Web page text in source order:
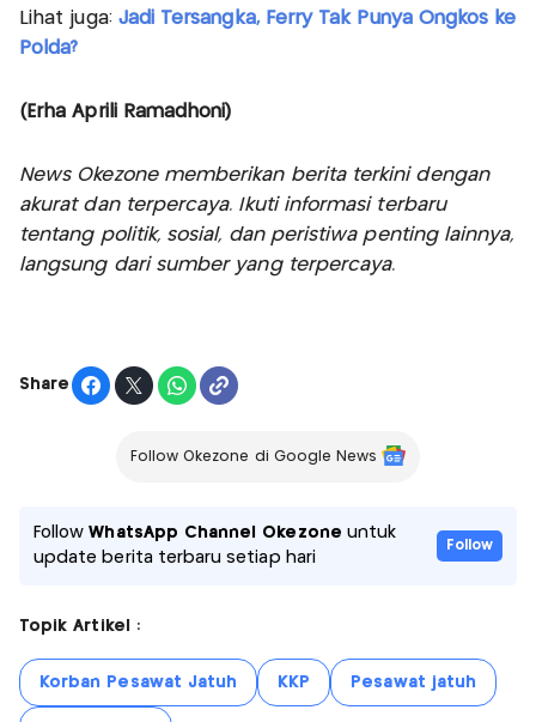
Lihat juga: Jadi Tersangka, Ferry Tak Punya Ongkos ke
Polda?
(Erha Aprili Ramadhoni)
News Okezone memberikan berita terkini dengan
akurat dan terpercaya. Ikuti informasi terbaru
tentang politik, sosial, dan peristiwa penting lainnya,
langsung dari sumber yang terpercaya.
Share
Follow Okezone di Google News
FollowWhatsApp Channel Okezone untuk
update berita terbaru setiap hari
Follow
Topik Artikel :
Korban Pesawat Jatuh KKP Pesawat jatuh